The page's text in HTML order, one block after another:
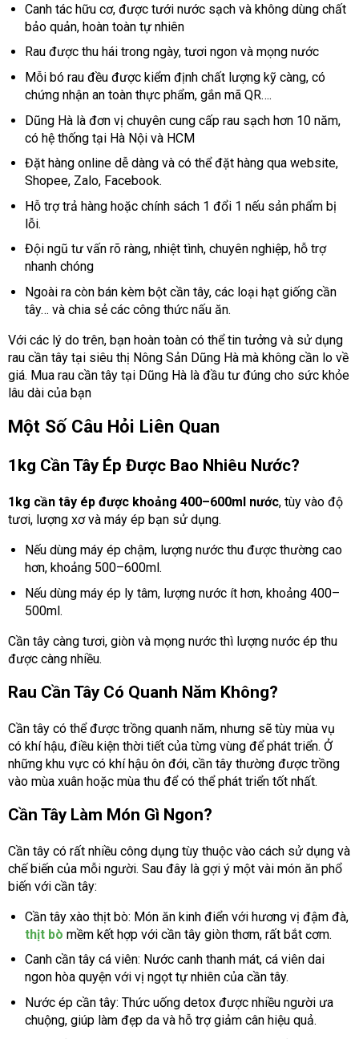
Canh tác hữu cơ, được tưới nước sạch và không dùng chất
bảo quản, hoàn toàn tự nhiên
Rau được thu hái trong ngày, tươi ngon và mọng nước
Mỗi bó rau đều được kiểm định chất lượng kỹ càng, có
chứng nhận an toàn thực phẩm, gắn mã QR….
Dũng Hà là đơn vị chuyên cung cấp rau sạch hơn 10 năm,
có hệ thống tại Hà Nội và HCM
Đặt hàng online dễ dàng và có thể đặt hàng qua website,
Shopee, Zalo, Facebook.
Hỗ trợ trả hàng hoặc chính sách 1 đổi 1 nếu sản phẩm bị
lỗi.
Đội ngũ tư vấn rõ ràng, nhiệt tình, chuyên nghiệp, hỗ trợ
nhanh chóng
Ngoài ra còn bán kèm bột cần tây, các loại hạt giống cần
tây… và chia sẻ các công thức nấu ăn.
Với các lý do trên, bạn hoàn toàn có thể tin tưởng và sử dụng
rau cần tây tại siêu thị Nông Sản Dũng Hà mà không cần lo về
giá. Mua rau cần tây tại Dũng Hà là đầu tư đúng cho sức khỏe
lâu dài của bạn
Một Số Câu Hỏi Liên Quan
1kg Cần Tây Ép Được Bao Nhiêu Nước?
1kg cần tây ép được khoảng 400–600ml nước, tùy vào độ
tươi, lượng xơ và máy ép bạn sử dụng.
Nếu dùng máy ép chậm, lượng nước thu được thường cao
hơn, khoảng 500–600ml.
Nếu dùng máy ép ly tâm, lượng nước ít hơn, khoảng 400–
500ml.
Cần tây càng tươi, giòn và mọng nước thì lượng nước ép thu
được càng nhiều.
Rau Cần Tây Có Quanh Năm Không?
Cần tây có thể được trồng quanh năm, nhưng sẽ tùy mùa vụ
có khí hậu, điều kiện thời tiết của từng vùng để phát triển. Ở
những khu vực có khí hậu ôn đới, cần tây thường được trồng
vào mùa xuân hoặc mùa thu để có thể phát triển tốt nhất.
Cần Tây Làm Món Gì Ngon?
Cần tây có rất nhiều công dụng tùy thuộc vào cách sử dụng và
chế biến của mỗi người. Sau đây là gợi ý một vài món ăn phổ
biến với cần tây:
Cần tây xào thịt bò: Món ăn kinh điển với hương vị đậm đà,
thịt bò mềm kết hợp với cần tây giòn thơm, rất bắt cơm.
Canh cần tây cá viên: Nước canh thanh mát, cá viên dai
ngon hòa quyện với vị ngọt tự nhiên của cần tây.
Nước ép cần tây: Thức uống detox được nhiều người ưa
chuộng, giúp làm đẹp da và hỗ trợ giảm cân hiệu quả.